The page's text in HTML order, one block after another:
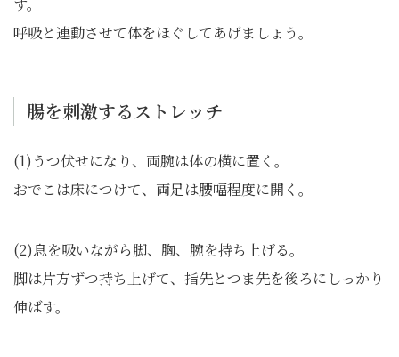
呼吸と連動させて体をほぐしてあげましょう。
腸を刺激するストレッチ
(1)うつ伏せになり、両腕は体の横に置く。
おでこは床につけて、両足は腰幅程度に開く。
(2)息を吸いながら脚、胸、腕を持ち上げる。
脚は片方ずつ持ち上げて、指先とつま先を後ろにしっかり
伸ばす。